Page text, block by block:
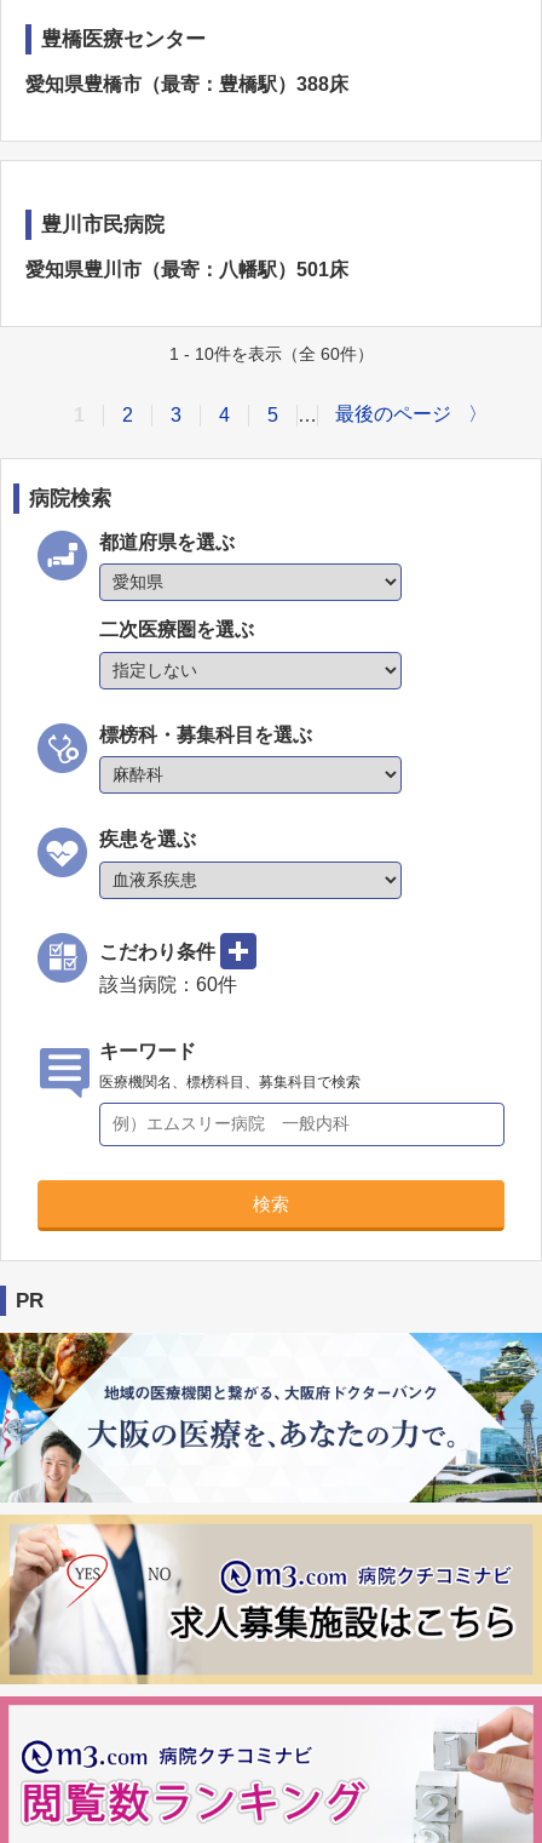
豊橋医療センター
愛知県豊橋市（最寄：豊橋駅）388床
豊川市民病院
愛知県豊川市（最寄：八幡駅）501床
1 - 10件を表示（全 60件）
2 3 4 5 … 最後のページ 〉
病院検索
都道府県を選ぶ
二次医療圏を選ぶ
標榜科・募集科目を選ぶ
疾患を選ぶ
こだわり条件
該当病院： 60件
キーワード
医療機関名、標榜科目、募集科目で検索
検索
PR